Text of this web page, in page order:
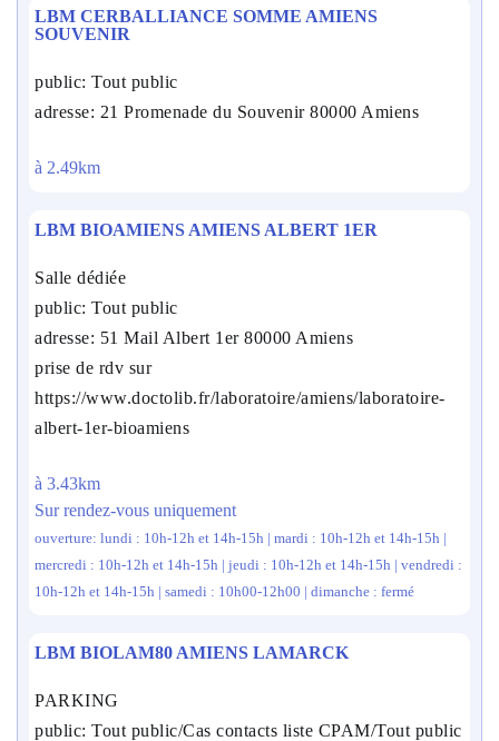
LBM CERBALLIANCE SOMME AMIENS
SOUVENIR
public: Tout public
adresse: 21 Promenade du Souvenir 80000 Amiens
à 2.49km
LBM BIOAMIENS AMIENS ALBERT 1ER
Salle dédiée
public: Tout public
adresse: 51 Mail Albert 1er 80000 Amiens
prise de rdv sur
https://www.doctolib.fr/laboratoire/amiens/laboratoire-
albert-1er-bioamiens
à 3.43km
Sur rendez-vous uniquement
ouverture: lundi : 10h-12h et 14h-15h | mardi : 10h-12h et 14h-15h |
mercredi : 10h-12h et 14h-15h | jeudi : 10h-12h et 14h-15h | vendredi :
10h-12h et 14h-15h | samedi : 10h00-12h00 | dimanche : fermé
LBM BIOLAM80 AMIENS LAMARCK
PARKING
public: Tout public/Cas contacts liste CPAM/Tout public